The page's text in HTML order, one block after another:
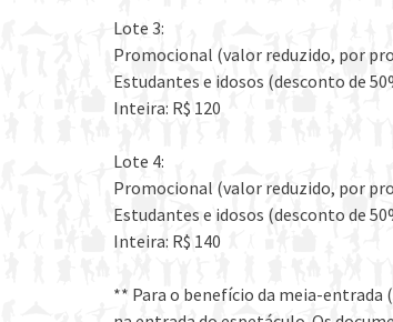
Lote 3:
Promocional (valor reduzido, por
Estudantes e idosos (desconto de
Inteira: R$ 120
Lote 4:
Promocional (valor reduzido, por
Estudantes e idosos (desconto de
Inteira: R$ 140
** Para o benefício da meia-entrada